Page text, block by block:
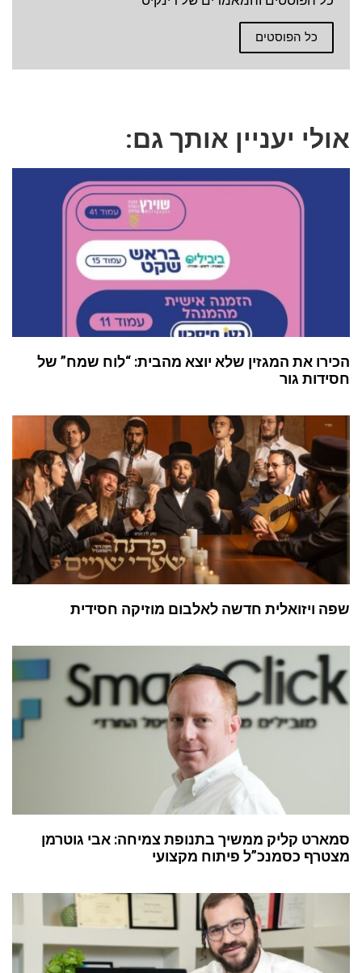
כל הפוסטים
אולי יעניין אותך גם:
הכירו את המגזין שלא יוצא מהבית: “לוח שמח” של
חסידות גור
שפה ויזואלית חדשה לאלבום מוזיקה חסידית
סמארט קליק ממשיך בתנופת צמיחה: אבי גוטרמן
מצטרף כסמנכ”ל פיתוח מקצועי